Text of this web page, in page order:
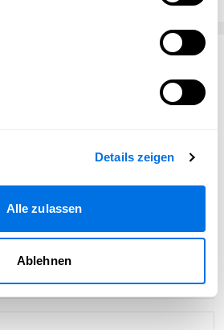
Details zeigen
Alle zulassen
Ablehnen